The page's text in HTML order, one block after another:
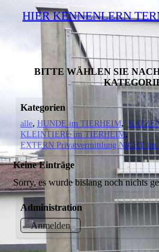
HIER KENNENLERN
BITTE WÄHLEN SIE
Kategorien
alle HUNDE im TIERHEIM
KLEINTIERE im TIERHEIM
EXTERN Privatvermittlung NICHT im
Keine Einträge
Sorry, es wurde bislang noch nichts
Administration
Anmelden